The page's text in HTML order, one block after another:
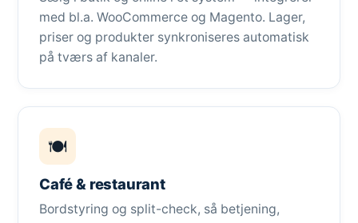
med bl.a. WooCommerce og Magento. Lager,
priser og produkter synkroniseres automatisk
på tværs af kanaler.
🍽️
Café & restaurant
Bordstyring og split-check, så betjening,